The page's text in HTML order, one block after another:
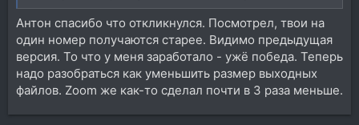
Антон спасибо что откликнулся. Посмотрел, твои на
один номер получаются старее. Видимо предыдущая
версия. То что у меня заработало - ужё победа. Теперь
надо разобраться как уменьшить размер выходных
файлов. Zoom же как-то сделал почти в 3 раза меньше.